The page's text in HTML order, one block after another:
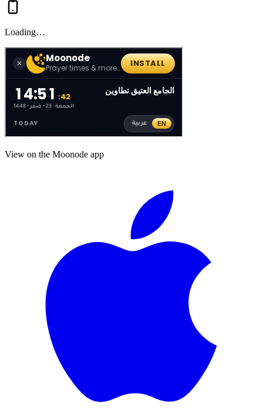
Loading…
View on the Moonode app